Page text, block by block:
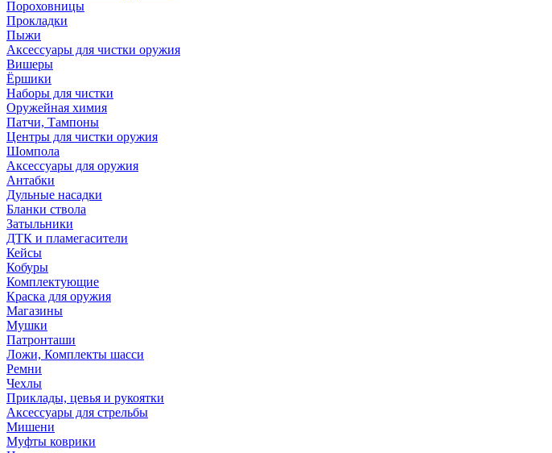
Пороховницы
Прокладки
Пыжи
Аксессуары для чистки оружия
Вишеры
Ёршики
Наборы для чистки
Оружейная химия
Патчи, Тампоны
Центры для чистки оружия
Шомпола
Аксессуары для оружия
Антабки
Дульные насадки
Бланки ствола
Затыльники
ДТК и пламегасители
Кейсы
Кобуры
Комплектующие
Краска для оружия
Магазины
Мушки
Патронташи
Ложи, Комплекты шасси
Ремни
Чехлы
Приклады, цевья и рукоятки
Аксессуары для стрельбы
Мишени
Муфты коврики